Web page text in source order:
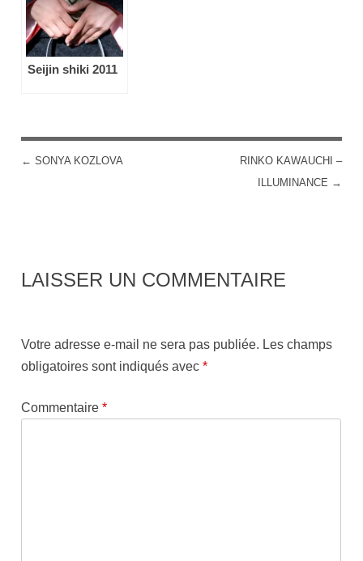
Seijin shiki 2011
POST NAVIGATION
← SONYA KOZLOVA
RINKO KAWAUCHI –
ILLUMINANCE →
LAISSER UN COMMENTAIRE
Votre adresse e-mail ne sera pas publiée. Les champs
obligatoires sont indiqués avec*
Commentaire*